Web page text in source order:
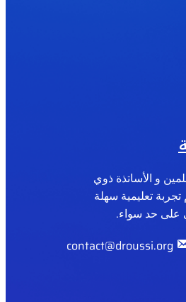
و الأساتذة ذوي
تعليمية سهلة
على حد سواء.